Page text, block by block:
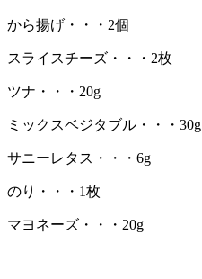
から揚げ・・・2個
スライスチーズ・・・2枚
ツナ・・・20g
ミックスベジタブル・・・30g
サニーレタス・・・6g
のり・・・1枚
マヨネーズ・・・20g